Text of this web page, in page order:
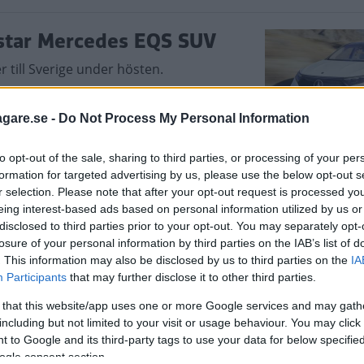
- Do Not Process My Personal Information
opt-out of the sale, sharing to third parties, or processing of your
for targeted advertising by us, please use the below opt-out
selection. Please note that after your opt-out request is processed
interest-based ads based on personal information utilized by us
to third parties prior to your opt-out. You may separately
of your personal information by third parties on the IAB’s list of
This information may also be disclosed by us to third parties on the
Participants that may further disclose it to other third parties.
that this website/app uses one or more Google services and may
but not limited to your visit or usage behaviour. You may
to Google and its third-party tags to use your data for below
consent section.
Mercedes EQS SUV
till Sverige under hösten.
flaggskeppsmodellen
av elbilen EQS. Den får över 60 mils